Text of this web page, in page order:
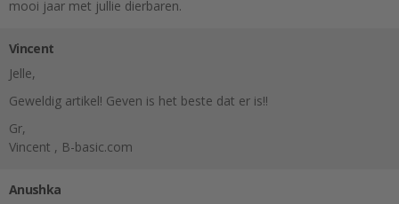
mooi jaar met jullie dierbaren.
Vincent
Jelle,
Geweldig artikel! Geven is het beste dat er is!!
Gr,
Vincent , B-basic.com
Anushka